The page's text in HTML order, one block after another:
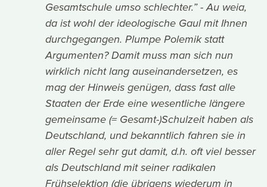
Gesamtschule umso schlechter.” - Au weia,
da ist wohl der ideologische Gaul mit Ihnen
durchgegangen. Plumpe Polemik statt
Argumenten? Damit muss man sich nun
wirklich nicht lang auseinandersetzen, es
mag der Hinweis genügen, dass fast alle
Staaten der Erde eine wesentliche längere
gemeinsame (= Gesamt-)Schulzeit haben als
Deutschland, und bekanntlich fahren sie in
aller Regel sehr gut damit, d.h. oft viel besser
als Deutschland mit seiner radikalen
Frühselektion (die übrigens wiederum in